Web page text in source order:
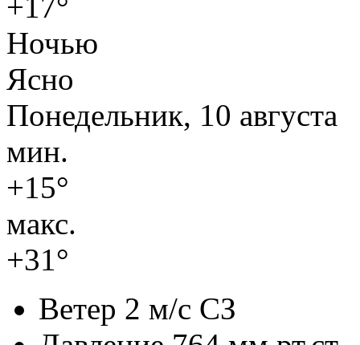
Ночью
Ясно
Понедельник, 10 августа
мин.
+15°
макс.
+31°
Ветер 2 м/с СЗ